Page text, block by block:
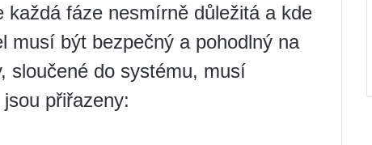
fáze nesmírně důležitá a kde
musí být bezpečný a pohodlný na
sloučené do systému, musí
přiřazeny: